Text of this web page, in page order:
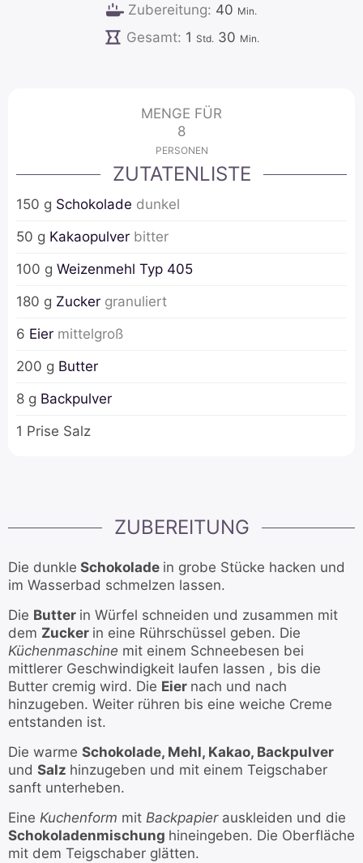
Zubereitung: 40 Minuten
Min.
Gesamt: 1 Stunde
Std. 30Minuten
Min.
MENGE FÜR
8
PERSONEN
ZUTATENLISTE
150 g Schokolade dunkel
50 g Kakaopulver bitter
100 g Weizenmehl Typ 405
180 g Zucker granuliert
6 Eier mittelgroß
200 g Butter
8 g Backpulver
1 Prise Salz
ZUBEREITUNG
Die dunkle Schokolade in grobe Stücke hacken und
im Wasserbad schmelzen lassen.
Die Butter in Würfel schneiden und zusammen mit
dem Zucker in eine Rührschüssel geben. Die
Küchenmaschine mit einem Schneebesen bei
mittlerer Geschwindigkeit laufen lassen , bis die
Butter cremig wird. Die Eier nach und nach
hinzugeben. Weiter rühren bis eine weiche Creme
entstanden ist.
Die warme Schokolade, Mehl, Kakao, Backpulver
und Salz hinzugeben und mit einem Teigschaber
sanft unterheben.
Eine Kuchenform mit Backpapier auskleiden und die
Schokoladenmischung hineingeben. Die Oberfläche
mit dem Teigschaber glätten.